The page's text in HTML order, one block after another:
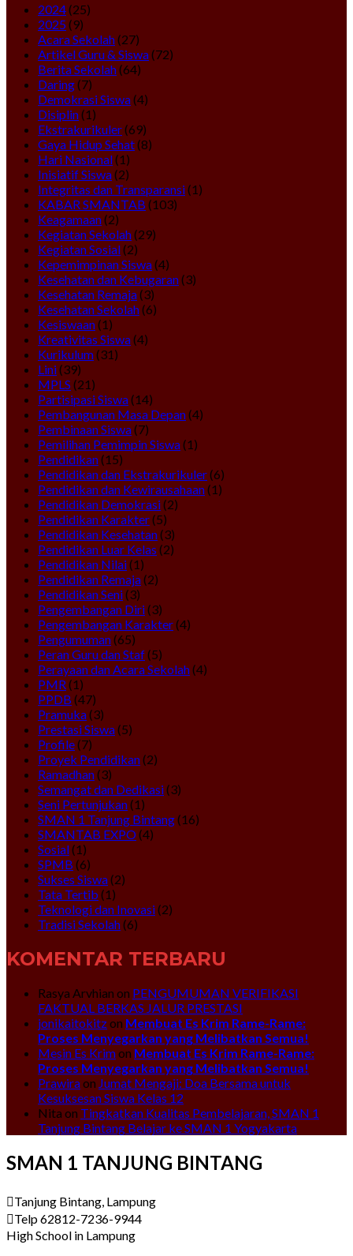
2024(25)
2025(9)
Acara Sekolah(27)
Artikel Guru & Siswa(72)
Berita Sekolah(64)
Daring(7)
Demokrasi Siswa(4)
Disiplin(1)
Ekstrakurikuler(69)
Gaya Hidup Sehat(8)
Hari Nasional(1)
Inisiatif Siswa(2)
Integritas dan Transparansi(1)
KABAR SMANTAB (103)
Keagamaan(2)
Kegiatan Sekolah(29)
Kegiatan Sosial(2)
Kepemimpinan Siswa(4)
Kesehatan dan Kebugaran(3)
Kesehatan Remaja(3)
Kesehatan Sekolah(6)
Kesiswaan(1)
Kreativitas Siswa(4)
Kurikulum(31)
Lini(39)
MPLS (21)
Partisipasi Siswa(14)
Pembangunan Masa Depan(4)
Pembinaan Siswa(7)
Pemilihan Pemimpin Siswa(1)
Pendidikan(15)
Pendidikan dan Ekstrakurikuler(6)
Pendidikan dan Kewirausahaan(1)
Pendidikan Demokrasi(2)
Pendidikan Karakter(5)
Pendidikan Kesehatan(3)
Pendidikan Luar Kelas (2)
Pendidikan Nilai(1)
Pendidikan Remaja(2)
Pendidikan Seni(3)
Pengembangan Diri(3)
Pengembangan Karakter(4)
Pengumuman(65)
Peran Guru dan Staf(5)
Perayaan dan Acara Sekolah(4)
PMR (1)
PPDB (47)
Pramuka(3)
Prestasi Siswa(5)
Profile(7)
Proyek Pendidikan(2)
Ramadhan(3)
Semangat dan Dedikasi(3)
Seni Pertunjukan(1)
SMAN 1 Tanjung Bintang(16)
SMANTAB EXPO(4)
Sosial(1)
SPMB (6)
Sukses Siswa(2)
Tata Tertib (1)
Teknologi dan Inovasi(2)
Tradisi Sekolah(6)
KOMENTAR TERBARU
Rasya Arvhian on PENGUMUMAN VERIFIKASI
FAKTUAL BERKAS JALUR PRESTASI
jonikaitokitzon Membuat Es Krim Rame-Rame:
Proses Menyegarkan yang Melibatkan Semua!
Mesin Es Krimon Membuat Es Krim Rame-Rame:
Proses Menyegarkan yang Melibatkan Semua!
Prawiraon Jumat Mengaji: Doa Bersama untuk
Kesuksesan Siswa Kelas 12
Nita on Tingkatkan Kualitas Pembelajaran, SMAN 1
Tanjung Bintang Belajar ke SMAN 1 Yogyakarta
SMAN 1 TANJUNG BINTANG
Tanjung Bintang, Lampung
Telp 62812-7236-9944
High School in Lampung